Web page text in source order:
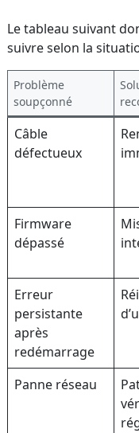
Le tableau suivant
suivre selon la
Problème
soupçonné
Câble
défectueux
Firmware
dépassé
Erreur
persistante
après
redémarrage
Panne réseau